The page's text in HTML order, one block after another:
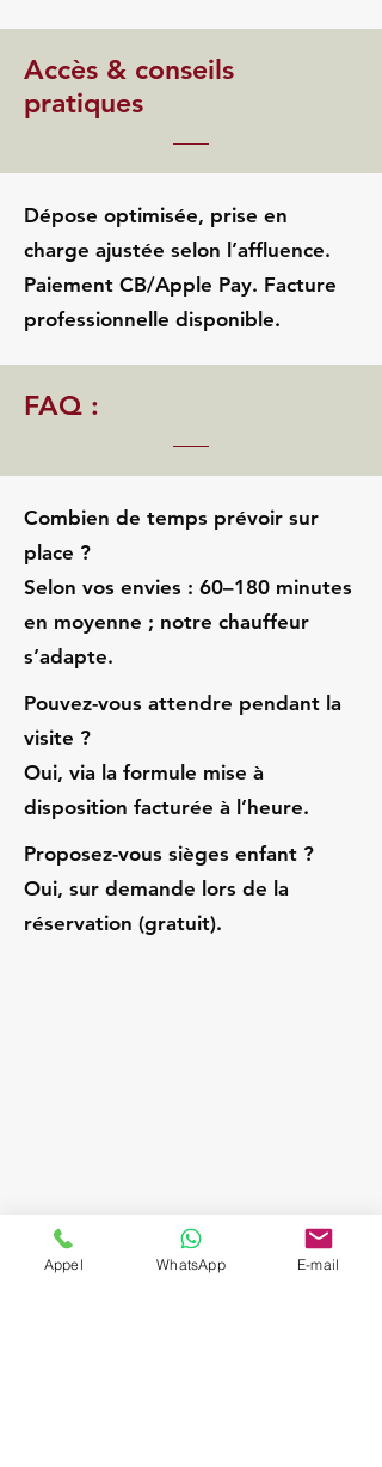
Accès & conseils
pratiques
Dépose optimisée, prise en
charge ajustée selon l’affluence.
Paiement CB/Apple Pay. Facture
professionnelle disponible.
FAQ :
Combien de temps prévoir sur
place ?
Selon vos envies : 60–180 minutes
en moyenne ; notre chauffeur
s’adapte.
Pouvez-vous attendre pendant la
visite ?
Oui, via la formule mise à
disposition facturée à l’heure.
Proposez-vous sièges enfant ?
Oui, sur demande lors de la
réservation (gratuit).
Appel WhatsApp E-mail